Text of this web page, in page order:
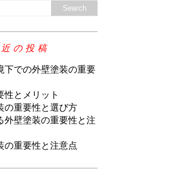
の投稿
下での外壁塗装の重要
性とメリット
の重要性と選び方
外壁塗装の重要性と注
の重要性と注意点